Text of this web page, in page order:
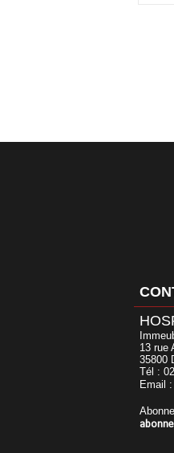
13 rue
35800
Tél :
Email :